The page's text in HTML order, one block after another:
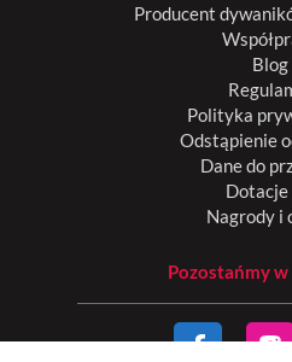
Producent
Blog
Polityka
Odstąpienie
Dane do
Dotacje
Nagrody i
Pozostańmy